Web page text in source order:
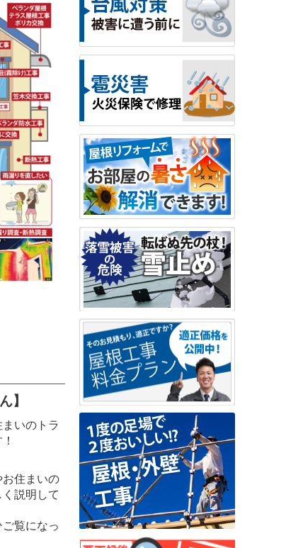
】
いのトラ
住まいの
説明して
覧になっ